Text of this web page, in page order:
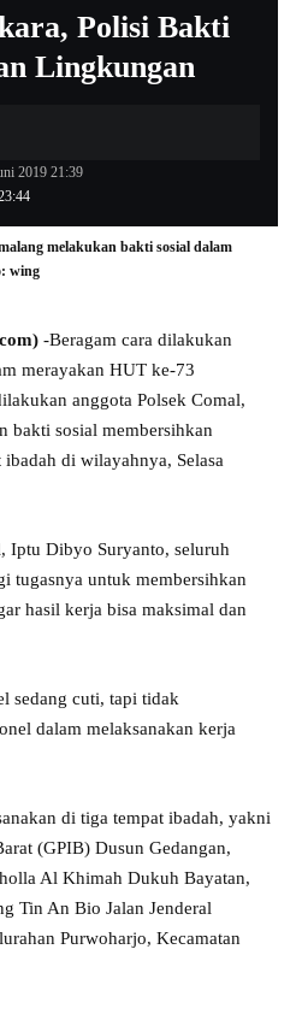
Polisi Bakti
Lingkungan
2019 21:39
melakukan bakti sosial dalam
wing
-Beragam cara dilakukan
merayakan HUT ke-73
anggota Polsek Comal,
bakti sosial membersihkan
di wilayahnya, Selasa
Iptu Dibyo Suryanto, seluruh
tugasnya untuk membersihkan
hasil kerja bisa maksimal dan
sedang cuti, tapi tidak
dalam melaksanakan kerja
di tiga tempat ibadah, yakni
(GPIB) Dusun Gedangan,
Al Khimah Dukuh Bayatan,
Tin An Bio Jalan Jenderal
Purwoharjo, Kecamatan